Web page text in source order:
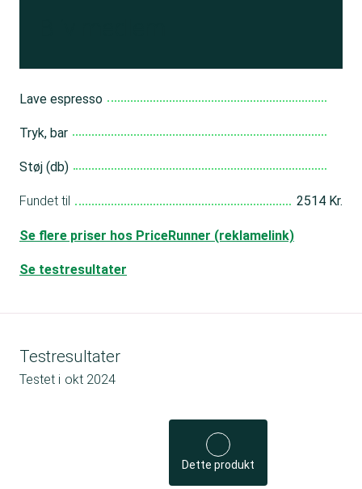
Lave espresso
Tryk, bar
Støj (db)
Fundet til 2514 Kr.
Se flere priser hos PriceRunner (reklamelink)
Se testresultater
Testresultater
Testet i okt 2024
Dette produkt